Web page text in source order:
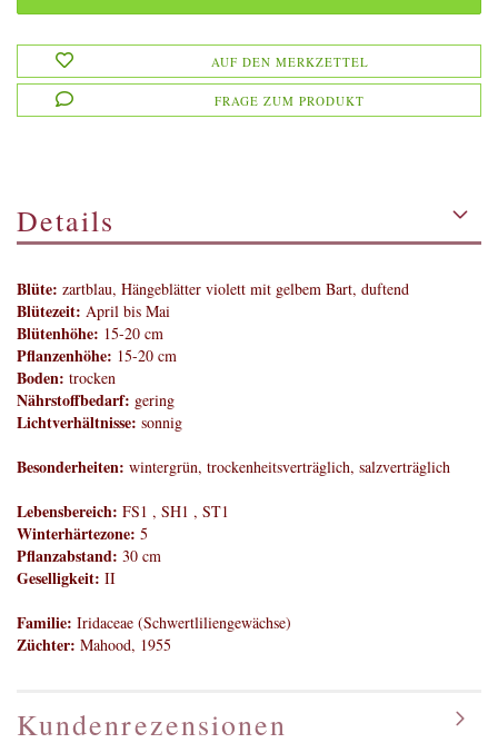
AUF DEN MERKZETTEL
FRAGE ZUM PRODUKT
Details
Blüte: zartblau, Hängeblätter violett mit gelbem Bart, duftend
Blütezeit: April bis Mai
Blütenhöhe: 15-20 cm
Pflanzenhöhe: 15-20 cm
Boden: trocken
Nährstoffbedarf: gering
Lichtverhältnisse: sonnig
Besonderheiten: wintergrün, trockenheitsverträglich, salzverträglich
Lebensbereich: FS1 , SH1 , ST1
Winterhärtezone: 5
Pflanzabstand: 30 cm
Geselligkeit: II
Familie: Iridaceae (Schwertliliengewächse)
Züchter: Mahood, 1955
Kundenrezensionen